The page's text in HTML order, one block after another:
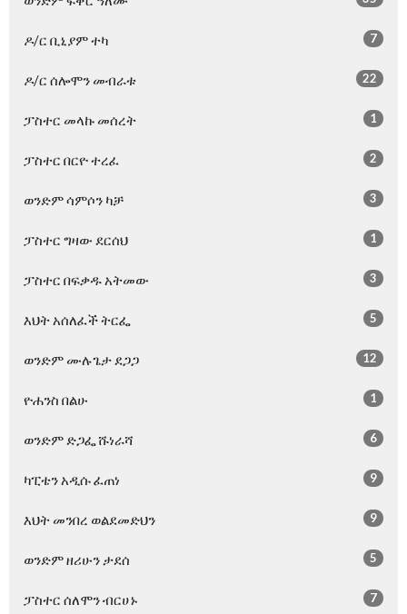
ዶ/ር ቢኒያም ተካ 7
ዶ/ር ሰሎሞን መብራቱ 22
ፓስተር መላኩ መሰረት 1
ፓስተር በርዮ ተረፈ 2
ወንድም ሳምሶን ካቻ 3
ፓስተር ግዛው ደርሰህ 1
ፓስተር በፍቃዱ አትመው 3
እህት አሰለፈች ትርፌ 5
ወንድም ሙሉጌታ ደጋጋ 12
ዮሐንስ በልሁ 1
ወንድም ድጋፌ ሹነራሻ 6
ካፒቴን አዲሱ ፈጠነ 9
እህት መንበረ ወልደመድህን 9
ወንድም ዘሪሁን ታደሰ 5
ፓስተር ሰለሞን ብርሀኑ 7